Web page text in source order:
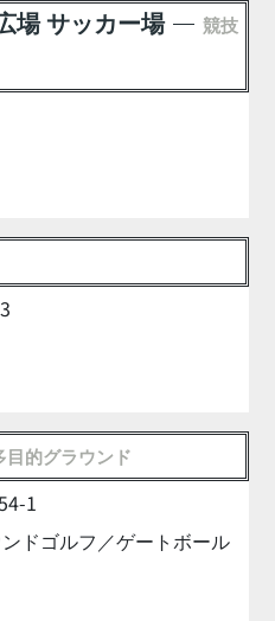
場 サッカー場 競技
目的グラウンド
1
ドゴルフ／ゲートボール